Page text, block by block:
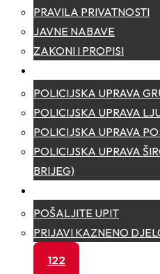
PRAVILA PRIVATNOSTI
JAVNE NABAVE
ZAKONI I PROPISI
POLICIJSKA UPRAVA
POLICIJSKA UPRAVA
POLICIJSKA UPRAVA
POLICIJSKA UPRAVA
BRIJEG)
POŠALJITE UPIT
PRIJAVI KAZNENO
122